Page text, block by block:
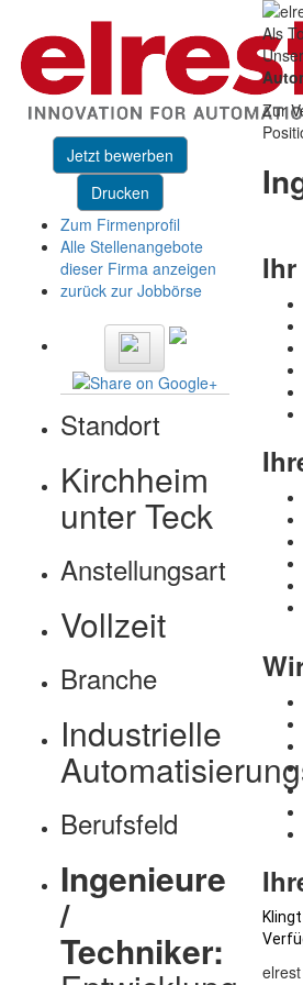
Jetzt bewerben
Drucken
Zum Firmenprofil
Alle Stellenangebote
dieser Firma anzeigen
zurück zur Jobbörse
Standort
Kirchheim
unter Teck
Anstellungsart
Vollzeit
Branche
Industrielle
Berufsfeld
Ingenieure
/
Techniker:
Als
Zur